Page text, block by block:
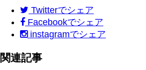
Twitterでシェア
Facebookでシェア
instagramでシェア
関連記事